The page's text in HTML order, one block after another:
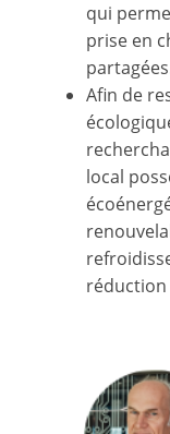
qui
prise en
Afin de
local
réduction